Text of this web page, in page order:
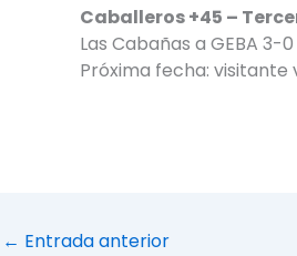
Caballeros +45 –
Las Cabañas a GEBA 3-
Próxima fecha: visitante
← Entrada anterior